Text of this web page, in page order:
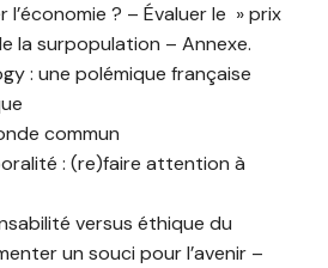
l’économie ? – Évaluer le » prix
la surpopulation – Annexe.
: une polémique française
commun
: (re)faire attention à
versus éthique du
un souci pour l’avenir –